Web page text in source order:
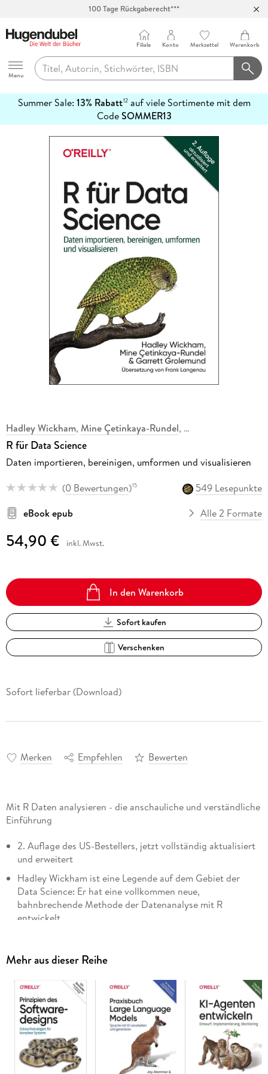
100 Tage Rückgaberecht***
Hugendubel
Menu
Filiale Konto Merkzettel Warenkorb
Summer Sale: 13% Rabatt12auf viele Sortimente mit dem
CodeSOMMER13
erfahren
Hadley Wickham, Mine Çetinkaya-Rundel,
R für Data Science
Daten importieren, bereinigen, umformen und visualisieren
(0 Bewertungen)15
549 Lesepunkte
eBook epub
Alle 2 Formate
54,90 € inkl. Mwst.
In den Warenkorb
Sofort kaufen
Verschenken
Sofort lieferbar (Download)
Merken Empfehlen Bewerten
Mit R Daten analysieren - die anschauliche und verständliche
Einführung
2. Auflage des US-Bestellers, jetzt vollständig aktualisiert
und erweitert
Hadley Wickham ist eine Legende auf dem Gebiet der
Data Science: Er hat eine vollkommen neue,
bahnbrechende Methode der Datenanalyse mit R
entwickelt
Datenanalysten
Erfahren Sie, wie Sie mit R aus Ihren Daten Erkenntnisse und
Einsichten gewinnen. Dieses Buch führt Sie in R und RStudio
ein sowie in Tidyverse, eine Sammlung von R-Paketen, mit
denen Data-Science-Aufgaben effektiv und zeitsparend
erledigt werden können. Auch wenn Sie keine
Programmiererfahrung haben, können Sie mit diesem
aktualisierten Standardwerk schnell in die Praxis der Data
Mehr aus dieser Reihe